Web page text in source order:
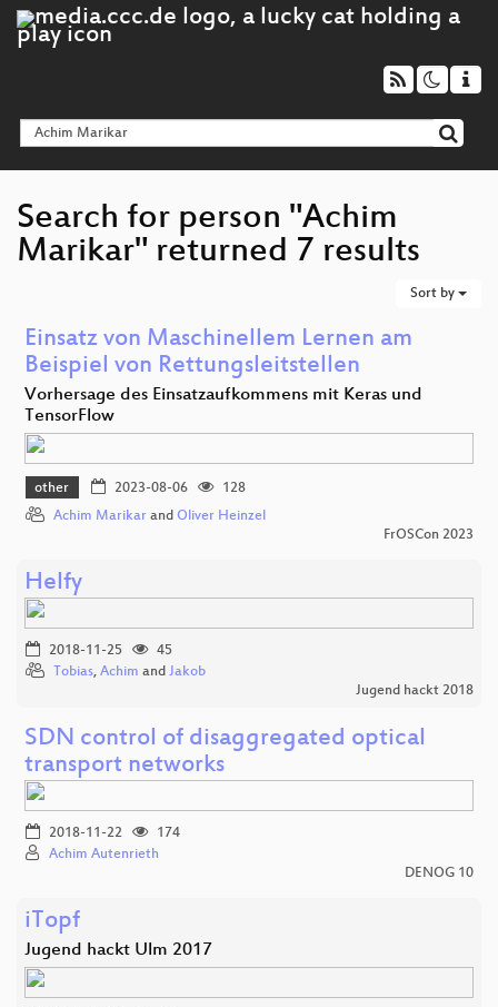
Search for person "Achim
Marikar" returned 7 results
Sort by
Einsatz von Maschinellem Lernen am
Beispiel von Rettungsleitstellen
Vorhersage des Einsatzaufkommens mit Keras und
TensorFlow
other 2023-08-06
128
Achim Marikar and Oliver Heinzel
FrOSCon 2023
Helfy
2018-11-25
45
Tobias, Achim and Jakob
Jugend hackt 2018
SDN control of disaggregated optical
transport networks
2018-11-22
174
Achim Autenrieth
DENOG 10
iTopf
Jugend hackt Ulm 2017